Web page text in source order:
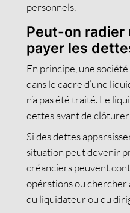
personnels.
Peut-on radier
payer les
En principe, une
dans le cadre d’une
n’a pas été traité. Le
dettes avant de
Si des dettes
situation peut devenir
créanciers peuvent
opérations ou chercher
du liquidateur ou du